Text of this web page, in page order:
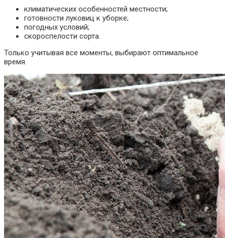
климатических особенностей местности;
готовности луковиц к уборке;
погодных условий;
скороспелости сорта.
Только учитывая все моменты, выбирают оптимальное
время.